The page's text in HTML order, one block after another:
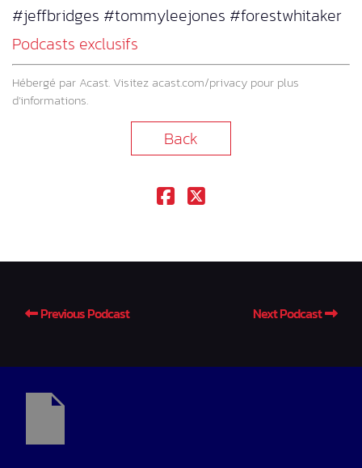
#jeffbridges #tommyleejones #forestwhitaker
Podcasts exclusifs
Hébergé par Acast. Visitez acast.com/privacy pour plus
d’informations.
Back
Previous Podcast Next Podcast